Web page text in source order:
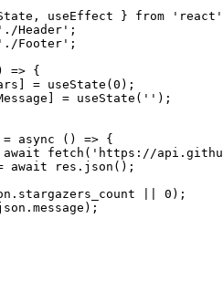
useEffect } from ' react '
' ./Header ' ;
' ./Footer ' ;
=> {
] = useState (0 ) ;
] = useState ( '' ) ;
= async ()
=> {
await fetch ( ' https://
await res . json () ;
. stargazers_count 0 ) ;
. message ) ;